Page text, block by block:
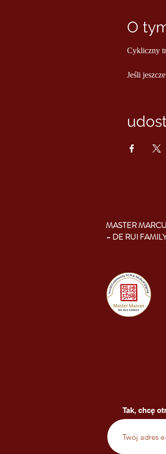
O
Cykliczny
Jeśli
MASTER
– DE RUI
Tak, chcę